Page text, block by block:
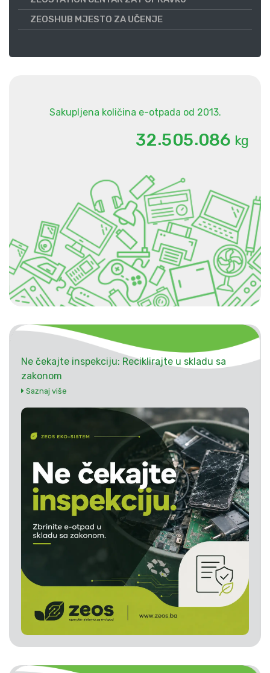
ZEOSHUB MJESTO ZA UČENJE
Sakupljena količina e-otpada od 2013.
32.505.086 kg
Ne čekajte inspekciju: Reciklirajte u skladu sa
zakonom
Saznaj više